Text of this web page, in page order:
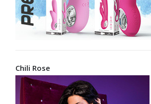
Chili Rose